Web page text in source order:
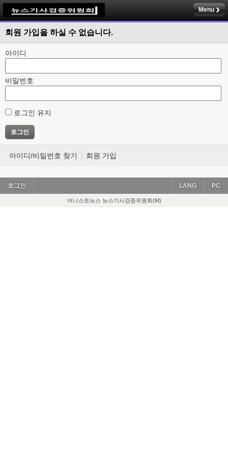
Menu
회원 가입을 하실 수 없습니다.
아이디
비밀번호
로그인 유지
아이디/비밀번호 찾기 회원 가입
로그인 PC
LANG
어니스트뉴스 뉴스기사검증위원회(M)